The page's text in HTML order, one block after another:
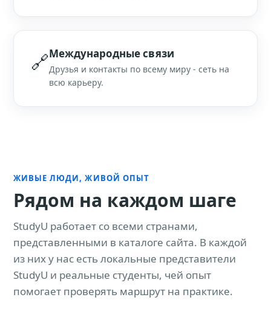
🔗Международные связи
Друзья и контакты по всему миру - сеть на
всю карьеру.
ЖИВЫЕ ЛЮДИ, ЖИВОЙ ОПЫТ
Рядом на каждом шаге
StudyU работает со всеми странами,
представленными в каталоге сайта. В каждой
из них у нас есть локальные представители
StudyU и реальные студенты, чей опыт
помогает проверять маршрут на практике.